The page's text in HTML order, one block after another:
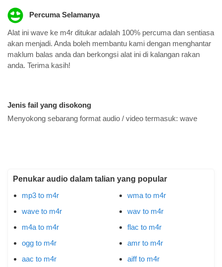
Percuma Selamanya
Alat ini wave ke m4r ditukar adalah 100% percuma dan sentiasa
akan menjadi. Anda boleh membantu kami dengan menghantar
maklum balas anda dan berkongsi alat ini di kalangan rakan
anda. Terima kasih!
Jenis fail yang disokong
Menyokong sebarang format audio / video termasuk: wave
Penukar audio dalam talian yang popular
mp3 to m4r
wave to m4r
m4a to m4r
ogg to m4r
aac to m4r
wma to m4r
wav to m4r
flac to m4r
amr to m4r
aiff to m4r